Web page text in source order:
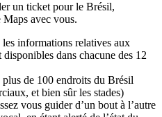
un ticket pour le Brésil,
Maps avec vous.
les informations relatives aux
dans chacune des 12
plus de 100 endroits du Brésil
et bien sûr les stades)
vous guider d’un bout à l’autre